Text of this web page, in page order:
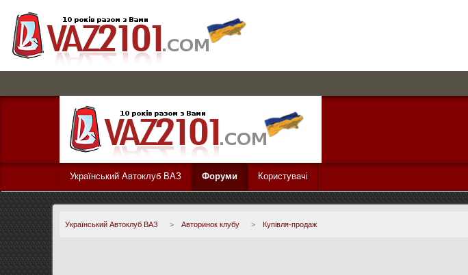
Український Автоклуб ВАЗ Форуми Користувачі
Український Автоклуб ВАЗ > Авторинок клубу > Купівля-продаж